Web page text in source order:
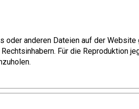
oder anderen Dateien auf der
Für die Reproduktion